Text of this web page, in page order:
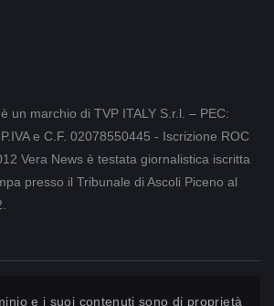
un marchio di TVP ITALY S.r.l. – PEC:
e C.F. 02078550445 - Iscrizione ROC
Vera News è testata giornalistica iscritta
presso il Tribunale di Ascoli Piceno al
e i suoi contenuti sono di proprietà